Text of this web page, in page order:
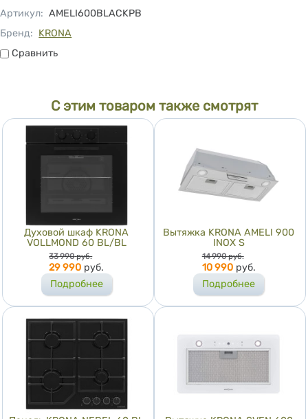
Артикул: AMELI600BLACKPB
Бренд: KRONA
СравнитьСравнить
С этим товаром также смотрят
Духовой шкаф KRONA
VOLLMOND 60 BL/BL
Цена
33 990 руб.
29 990 руб.
Подробнее
Вытяжка KRONA AMELI 900
INOX S
Цена
14 990 руб.
10 990 руб.
Подробнее